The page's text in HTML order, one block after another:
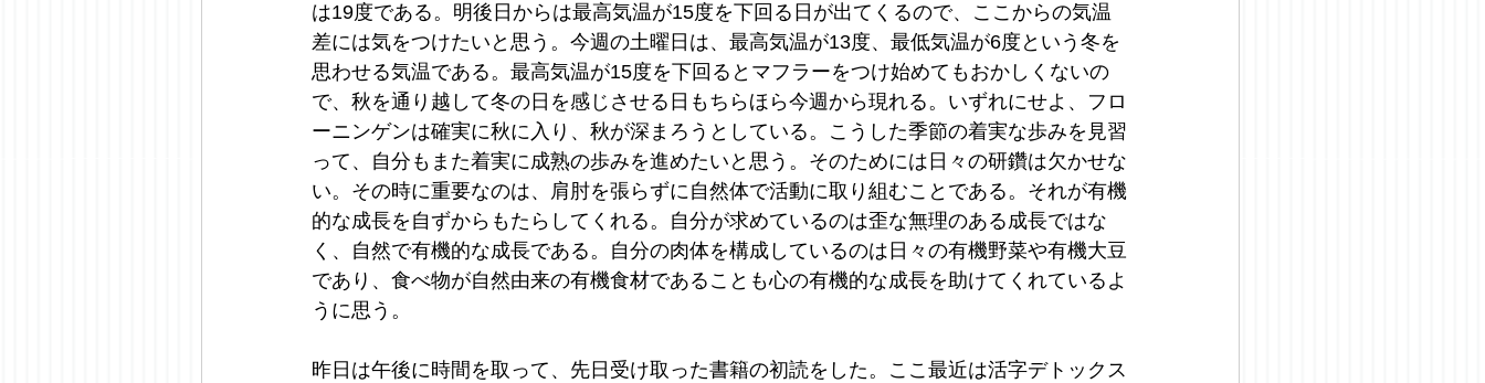
は19度である。明後日からは最高気温が15度を下回る日が出てくるので、ここからの気温
差には気をつけたいと思う。今週の土曜日は、最高気温が13度、最低気温が6度という冬を
思わせる気温である。最高気温が15度を下回るとマフラーをつけ始めてもおかしくないの
で、秋を通り越して冬の日を感じさせる日もちらほら今週から現れる。いずれにせよ、フロ
ーニンゲンは確実に秋に入り、秋が深まろうとしている。こうした季節の着実な歩みを見習
って、自分もまた着実に成熟の歩みを進めたいと思う。そのためには日々の研鑽は欠かせな
い。その時に重要なのは、肩肘を張らずに自然体で活動に取り組むことである。それが有機
的な成長を自ずからもたらしてくれる。自分が求めているのは歪な無理のある成長ではな
く、自然で有機的な成長である。自分の肉体を構成しているのは日々の有機野菜や有機大豆
であり、食べ物が自然由来の有機食材であることも心の有機的な成長を助けてくれているよ
うに思う。
昨日は午後に時間を取って、先日受け取った書籍の初読をした。ここ最近は活字デトックス